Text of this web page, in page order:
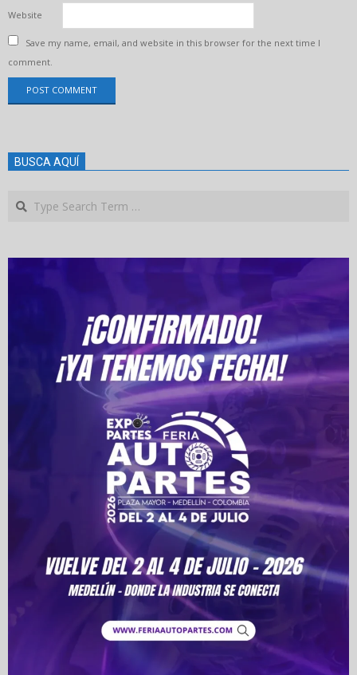
Website
Save my name, email, and website in this browser for the next time I
comment.
BUSCA AQUÍ
Search